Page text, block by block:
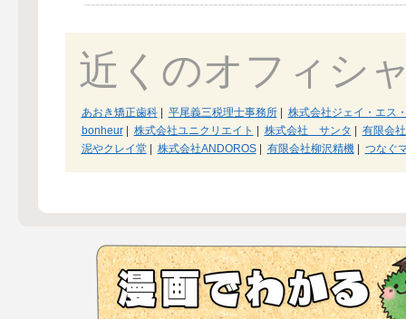
近くのオフィシ
あおき矯正歯科| 平尾義三税理士事務所|
株式会社ジェイ・エス
bonheur| 株式会社ユニクリエイト 株式会社 サンタ
有限会
泥やクレイ堂| 株式会社ANDOROS| 有限会社柳沢精機| つなぐ